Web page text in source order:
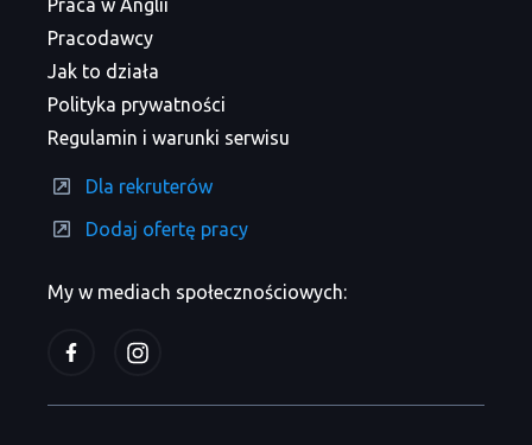
My w mediach społecznościowych:
Praca w Anglii
Pracodawcy
Jak to działa
Polityka prywatności
Regulamin i warunki serwisu
Dla rekruterów
Dodaj ofertę pracy